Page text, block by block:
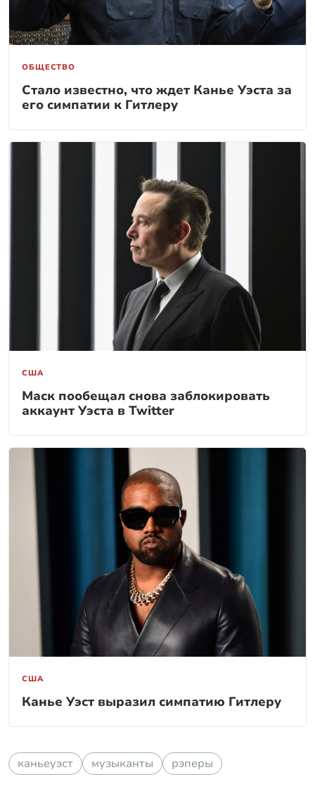
ОБЩЕСТВО
Стало известно, что ждет Канье Уэста за
его симпатии к Гитлеру
США
Маск пообещал снова заблокировать
аккаунт Уэста в Twitter
США
Канье Уэст выразил симпатию Гитлеру
каньеуэст музыканты рэперы